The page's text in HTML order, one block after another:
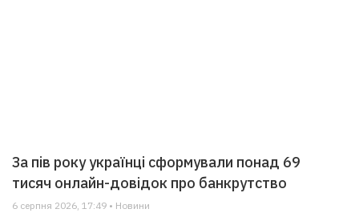
За пів року українці сформували понад 69
тисяч онлайн-довідок про банкрутство
6 серпня 2026, 17:49 • Новини